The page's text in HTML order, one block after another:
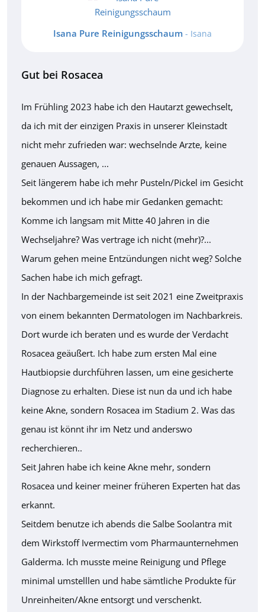
Isana Pure Reinigungsschaum - Isana
Gut bei Rosacea
Im Frühling 2023 habe ich den Hautarzt gewechselt,
da ich mit der einzigen Praxis in unserer Kleinstadt
nicht mehr zufrieden war: wechselnde Arzte, keine
genauen Aussagen, ...
Seit längerem habe ich mehr Pusteln/Pickel im Gesicht
bekommen und ich habe mir Gedanken gemacht:
Komme ich langsam mit Mitte 40 Jahren in die
Wechseljahre? Was vertrage ich nicht (mehr)?...
Warum gehen meine Entzündungen nicht weg? Solche
Sachen habe ich mich gefragt.
In der Nachbargemeinde ist seit 2021 eine Zweitpraxis
von einem bekannten Dermatologen im Nachbarkreis.
Dort wurde ich beraten und es wurde der Verdacht
Rosacea geäußert. Ich habe zum ersten Mal eine
Hautbiopsie durchführen lassen, um eine gesicherte
Diagnose zu erhalten. Diese ist nun da und ich habe
keine Akne, sondern Rosacea im Stadium 2. Was das
genau ist könnt ihr im Netz und anderswo
recherchieren..
Seit Jahren habe ich keine Akne mehr, sondern
Rosacea und keiner meiner früheren Experten hat das
erkannt.
Seitdem benutze ich abends die Salbe Soolantra mit
dem Wirkstoff Ivermectim vom Pharmaunternehmen
Galderma. Ich musste meine Reinigung und Pflege
minimal umstelllen und habe sämtliche Produkte für
Unreinheiten/Akne entsorgt und verschenkt.